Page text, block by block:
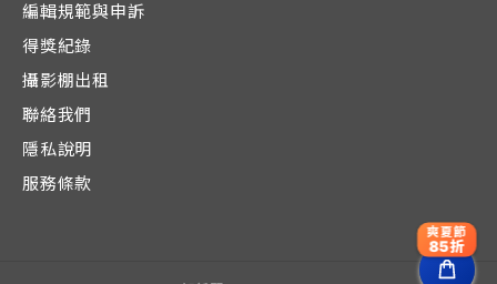
編輯規範與申訴
得獎紀錄
攝影棚出租
聯絡我們
隱私說明
服務條款
爽夏節
85折